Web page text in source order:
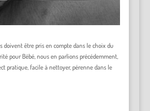
doivent être pris en compte dans le choix du
pour Bébé, nous en parlions précédemment,
pratique, facile à nettoyer, pérenne dans le